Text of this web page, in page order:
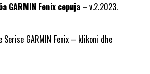
GARMIN Fenix серија – v.2.2023.
GARMIN Fenix – klikoni dhe